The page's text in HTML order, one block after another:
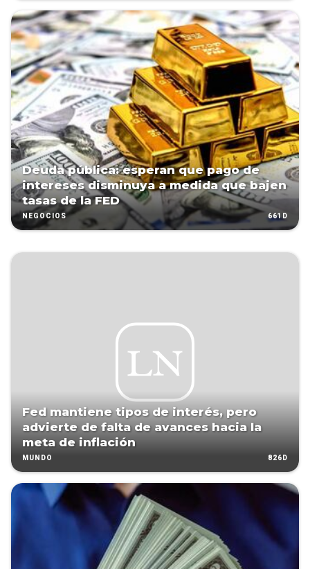
Deuda pública: esperan que pago de
intereses disminuya a medida que bajen
tasas de la FED
NEGOCIOS 661D
Fed mantiene tipos de interés, pero
advierte de falta de avances hacia la
meta de inflación
MUNDO 826D